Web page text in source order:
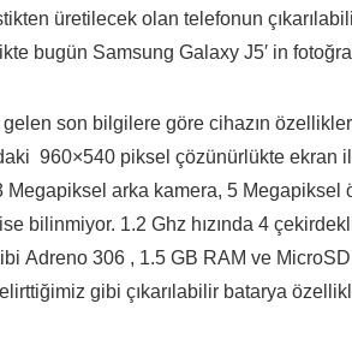
üretilecek olan telefonun
bugün Samsung Galaxy J5′ in
gelen son bilgilere göre cihazın
960×540 piksel çözünürlükte ekran
Megapiksel arka kamera, 5 Megapiksel
bilinmiyor. 1.2 Ghz hızında 4
Adreno 306 , 1.5 GB RAM ve
gibi çıkarılabilir batarya